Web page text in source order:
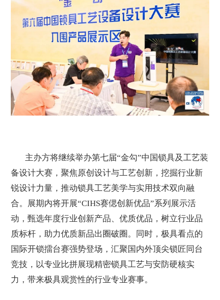
主办方将继续举办第七届“金勾”中国锁具及工艺装
备设计大赛，聚焦原创设计与工艺创新，挖掘行业新
锐设计力量，推动锁具工艺美学与实用技术双向融
合。展期内将开展“CIHS赛偲创新优品”系列展示活
动，甄选年度行业创新产品、优质优品，树立行业品
质标杆，助力优质新品出圈破圈。同时，极具看点的
国际开锁擂台赛强势登场，汇聚国内外顶尖锁匠同台
竞技，以专业比拼展现精密锁具工艺与安防硬核实
力，带来极具观赏性的行业专业赛事。